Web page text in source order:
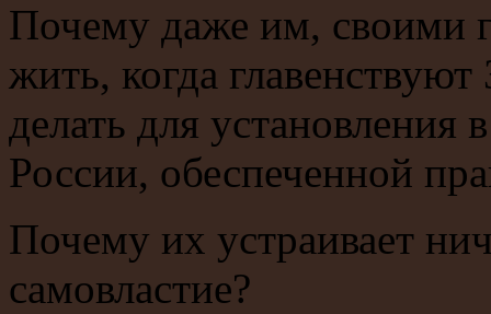
Почему даже им, своими
жить, когда
делать для установления
России, обеспеченной
Почему их устраивает
самовластие?